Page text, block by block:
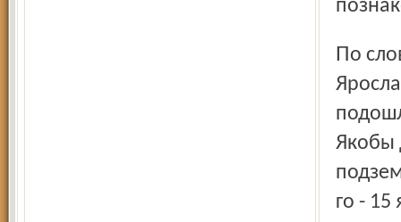
По словам Бурцева, строительство "бункера Сталина" под
Якобы
го - 15